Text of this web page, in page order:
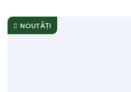
NOUTĂȚI